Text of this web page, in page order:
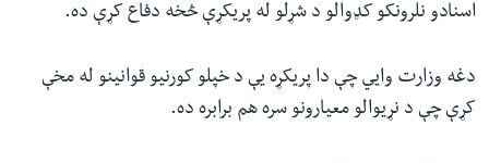
اسنادو نلرونکو کډوالو د شړلو له پریکړې څخه دفاع کړې ده.
دغه وزارت وايي چې دا پریکړه یې د خپلو کورنیو قوانینو له مخې
کړې چې د نړیوالو معیارونو سره هم برابره ده.